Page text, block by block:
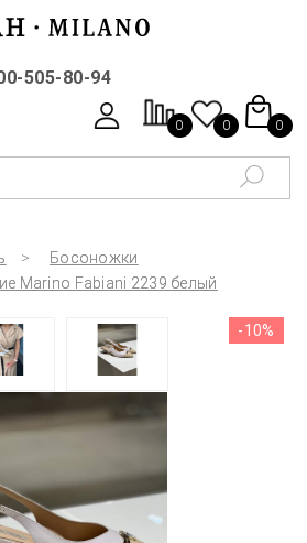
505-80-94
0 0 0
Босоножки
Marino Fabiani 2239 белый
-10%